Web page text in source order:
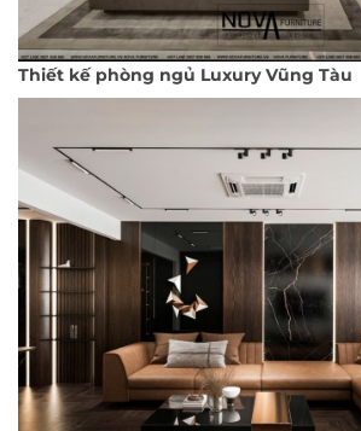
Thiết kế phòng ngủ Luxury Vũng Tàu